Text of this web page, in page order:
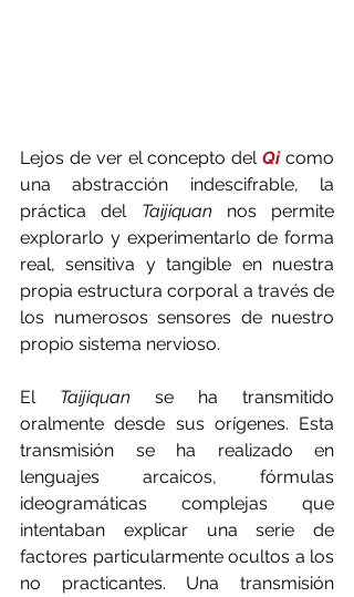
Lejos de ver el concepto del Qi como
una abstracción indescifrable, la
práctica del Taijiquan nos permite
explorarlo y experimentarlo de forma
real, sensitiva y tangible en nuestra
propia estructura corporal a través de
los numerosos sensores de nuestro
propio sistema nervioso.
El Taijiquan se ha transmitido
oralmente desde sus orígenes. Esta
transmisión se ha realizado en
lenguajes arcaicos, fórmulas
ideogramáticas complejas que
intentaban explicar una serie de
factores particularmente ocultos a los
no practicantes. Una transmisión